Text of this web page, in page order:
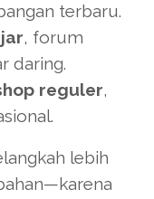
terbaru.
, forum
daring.
reguler,
lebih